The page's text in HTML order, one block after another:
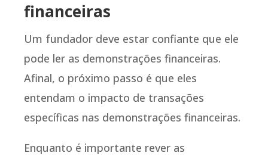
financeiras
Um fundador deve estar confiante que ele
pode ler as demonstrações financeiras.
Afinal, o próximo passo é que eles
entendam o impacto de transações
específicas nas demonstrações financeiras.
Enquanto é importante rever as